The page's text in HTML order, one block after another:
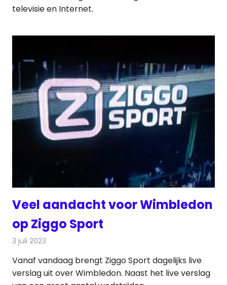
televisie en Internet.
Veel aandacht voor Wimbledon
op Ziggo Sport
3 juli 2023
Vanaf vandaag brengt Ziggo Sport dagelijks live
verslag uit over Wimbledon. Naast het live verslag